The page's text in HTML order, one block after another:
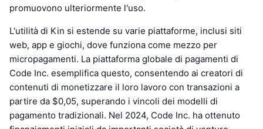
promuovono ulteriormente l'uso.
L'utilità di Kin si estende su varie piattaforme, inclusi siti
web, app e giochi, dove funziona come mezzo per
micropagamenti. La piattaforma globale di pagamenti di
Code Inc. esemplifica questo, consentendo ai creatori di
contenuti di monetizzare il loro lavoro con transazioni a
partire da $0,05, superando i vincoli dei modelli di
pagamento tradizionali. Nel 2024, Code Inc. ha ottenuto